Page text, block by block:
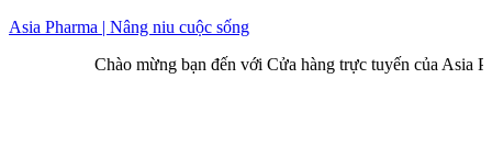
Skip
Asia Pharma | Nâng niu cuộc sống
Chào mừng bạn đến với Cửa hàng trực tuyến của Asia Pharma